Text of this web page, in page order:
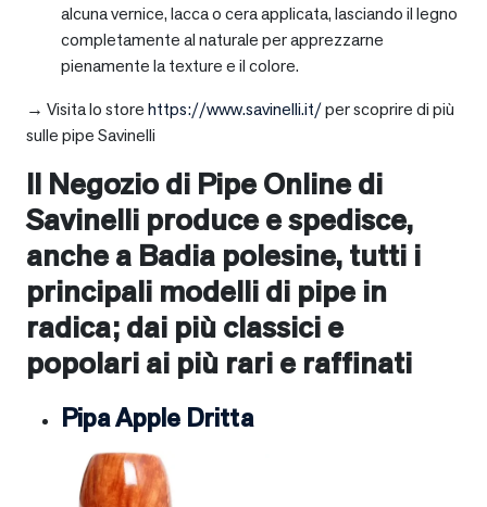
alcuna vernice, lacca o cera applicata, lasciando il legno
completamente al naturale per apprezzarne
pienamente la texture e il colore.
→ Visita lo storehttps://www.savinelli.it/per scoprire di più
sulle pipe Savinelli
Il Negozio di Pipe Online di
Savinelli produce e spedisce,
anche a Badia polesine, tutti i
principali modelli di pipe in
radica; dai più classici e
popolari ai più rari e raffinati
Pipa Apple Dritta